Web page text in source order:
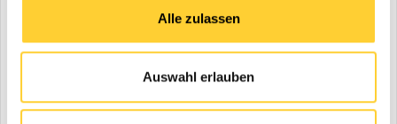
Alle zulassen
Auswahl erlauben
sie zögern, etwas Neues zu probieren. Es muss mehr
vorangetrieben werden und die Bevölkerung muss verstehen,
so viele natürliche Ressourcen einsparen könnten, müssen
mehr Recyclingprodukte eingesetzt werden“, ist Arist
überzeugt.